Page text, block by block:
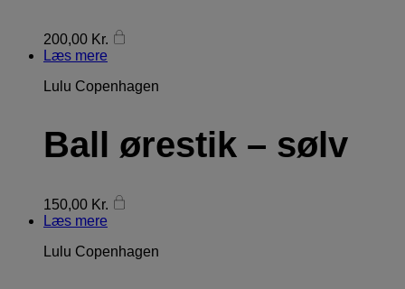
200,00 Kr.
Læs mere
Lulu Copenhagen
Ball ørestik – sølv
150,00 Kr.
Læs mere
Lulu Copenhagen